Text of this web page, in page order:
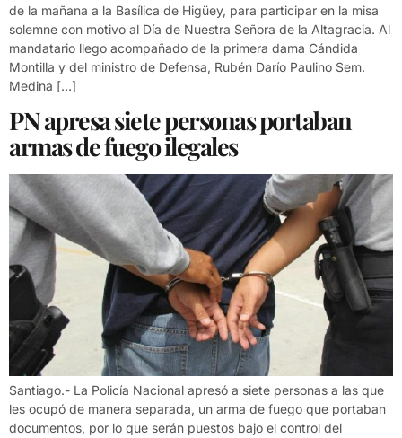
de la mañana a la Basílica de Higüey, para participar en la misa
solemne con motivo al Día de Nuestra Señora de la Altagracia. Al
mandatario llego acompañado de la primera dama Cándida
Montilla y del ministro de Defensa, Rubén Darío Paulino Sem.
Medina […]
PN apresa siete personas portaban
armas de fuego ilegales
Santiago.- La Policía Nacional apresó a siete personas a las que
les ocupó de manera separada, un arma de fuego que portaban
documentos, por lo que serán puestos bajo el control del